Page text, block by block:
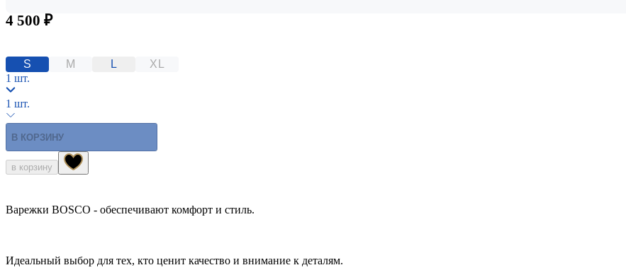
4 500 ₽
S M L
XL
1 шт.
1 шт.
В КОРЗИНУ
в корзину
Варежки BOSCO - обеспечивают комфорт и стиль.
Идеальный выбор для тех, кто ценит качество и внимание к деталям.